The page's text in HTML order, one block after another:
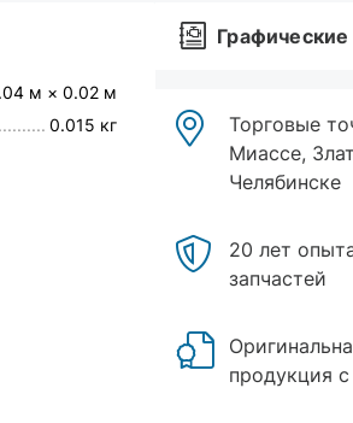
м × 0.02 м
0.015 кг
Графические
Торговые
Миассе,
Челябинске
20 лет
запчастей
продукция